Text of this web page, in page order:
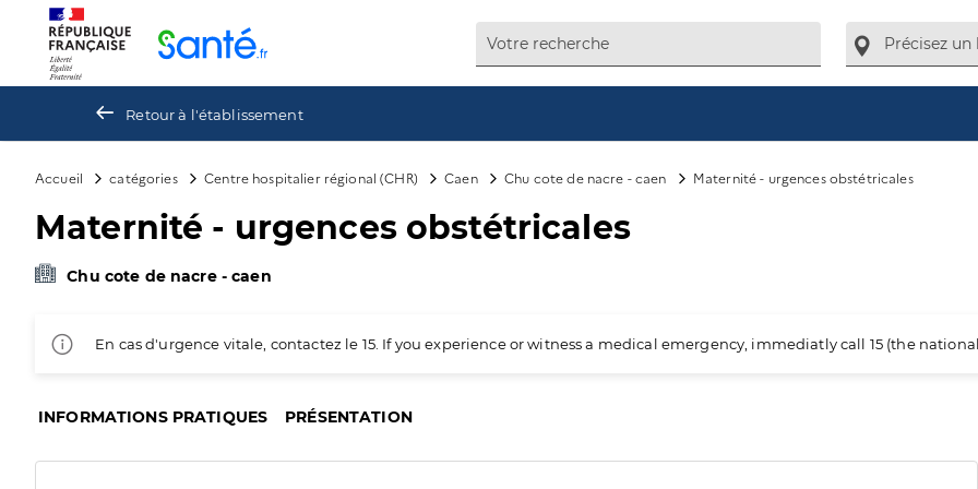
Retour à l'établissement
Accueil catégories Centre hospitalier régional (CHR) Caen Chu cote de nacre - caen Maternité - urgences obstétricales
Maternité - urgences obstétricales
Chu cote de nacre - caen
En cas d'urgence vitale, contactez le 15. If you experience or witness a medical emergency, immediatly call 15 (the
INFORMATIONS PRATIQUES PRÉSENTATION
Panneau de gestion des cookies